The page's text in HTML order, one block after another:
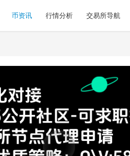
币资讯 行情分析 交易所导航